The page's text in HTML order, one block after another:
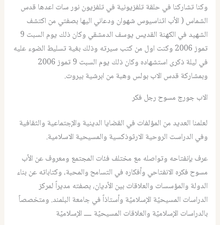
وكنا تشاركنا في حلقة تلفزيونية في تلفزيون نور سات اعدها قدس
الشماس ( الأب اثناسيوس شهوان ودعاني اليها بصفتي من اكتشف
الشهيد في الكهنة القديس يوسف الدمشقي وكان ذلك يوم السبت 9
تموز 2006 وكنت اول من كتب سيرته وذلك بغية تسليط الضوء عليه
في ليلة ذكرى استشهاده وكان ذلك يوم السبت 9 تموز 2006
وبمشاركة قدس الاب بولس وهبة من ابرشية بيروت.
الاب جورج مسوح رجل فكر
لعلمنا العديد من المؤلفات في القضايا الدينية والإجتماعية والثقافية
وفي الدراست الروحية الارثوذكسية والمسيحية الاسلامية.
عرف بإنفتاحه وتواصله مع مختلف فئات المجتمع ومعروف عن الأب
مسوح فكره الانفتاحي وأفكاره في التسامح والمحبة، وكتاباته عن بناء
الدولة والمؤسسات والعلاقات بين الأديان، بصفته مديراً لمركز
الدراسات المسيحيّة الإسلاميّة وأستاذاً في جامعة البلمند. ومتخصصاً
بالدراسات الإسلاميّة والعلاقات المسيحيّة ــــ الإسلاميّة